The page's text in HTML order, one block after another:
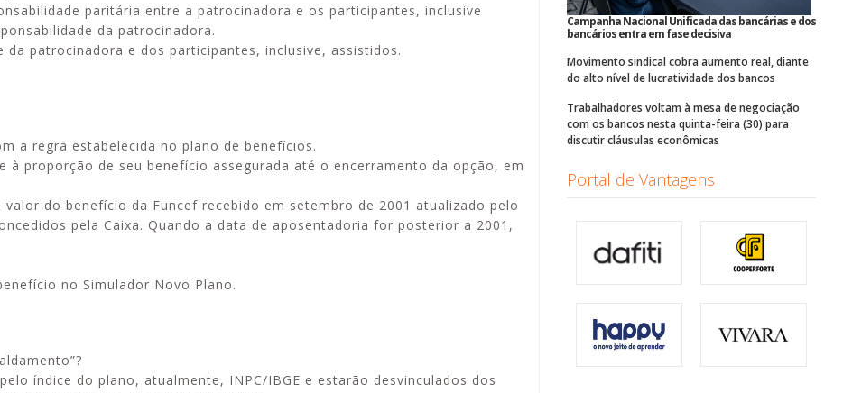
paritária entre a patrocinadora e os participantes, inclusive
da patrocinadora.
patrocinadora e dos participantes, inclusive, assistidos.
a regra estabelecida no plano de benefícios.
proporção de seu benefício assegurada até o encerramento da opção, em
do benefício da Funcef recebido em setembro de 2001 atualizado pelo
pela Caixa. Quando a data de aposentadoria for posterior a 2001,
no Simulador Novo Plano.
índice do plano, atualmente, INPC/IBGE e estarão desvinculados dos
Campanha Nacional Unificada das bancárias e dos
bancários entra em fase decisiva
Movimento sindical cobra aumento real, diante
do alto nível de lucratividade dos bancos
Trabalhadores voltam à mesa de negociação
com os bancos nesta quinta-feira (30) para
discutir cláusulas econômicas
Portal de Vantagens